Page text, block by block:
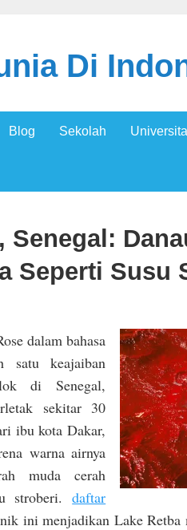
Di
Blog Sekolah
Senegal:
Seperti Susu
dalam bahasa
satu keajaiban
di Senegal,
sekitar 30
ibu kota Dakar,
warna airnya
muda cerah
stroberi.daftar
ini menjadikan Lake